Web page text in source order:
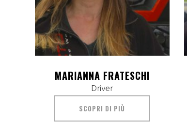
MARIANNA FRATESCHI
Driver
SCOPRI DI PIÙ